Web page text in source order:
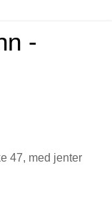
-
47, med jenter